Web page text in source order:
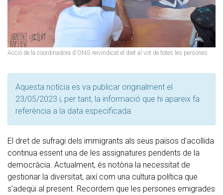
Acció de la coordinadora d'ONG reivindicat el dret al vot de totes les persones
Aquesta notícia es va publicar originalment el
23/05/2023 i, per tant, la informació que hi apareix fa
referència a la data especificada.
El dret de sufragi dels immigrants als seus països d'acollida
continua essent una de les assignatures pendents de la
democràcia. Actualment, és notòria la necessitat de
gestionar la diversitat, així com una cultura política que
s’adeqüi al present. Recordem que les persones emigrades